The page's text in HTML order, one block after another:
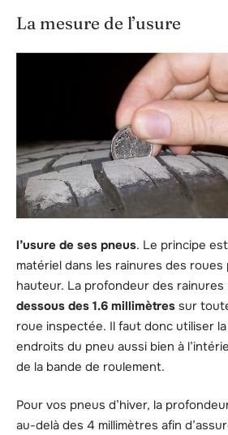
La mesure de l’usure
l’usure de ses pneus. Le principe
matériel dans les rainures des
hauteur. La profondeur des rainures
dessous des 1.6 millimètres sur
roue inspectée. Il faut donc utiliser
endroits du pneu aussi bien à
de la bande de roulement.
Pour vos pneus d’hiver, la
au-delà des 4 millimètres afin